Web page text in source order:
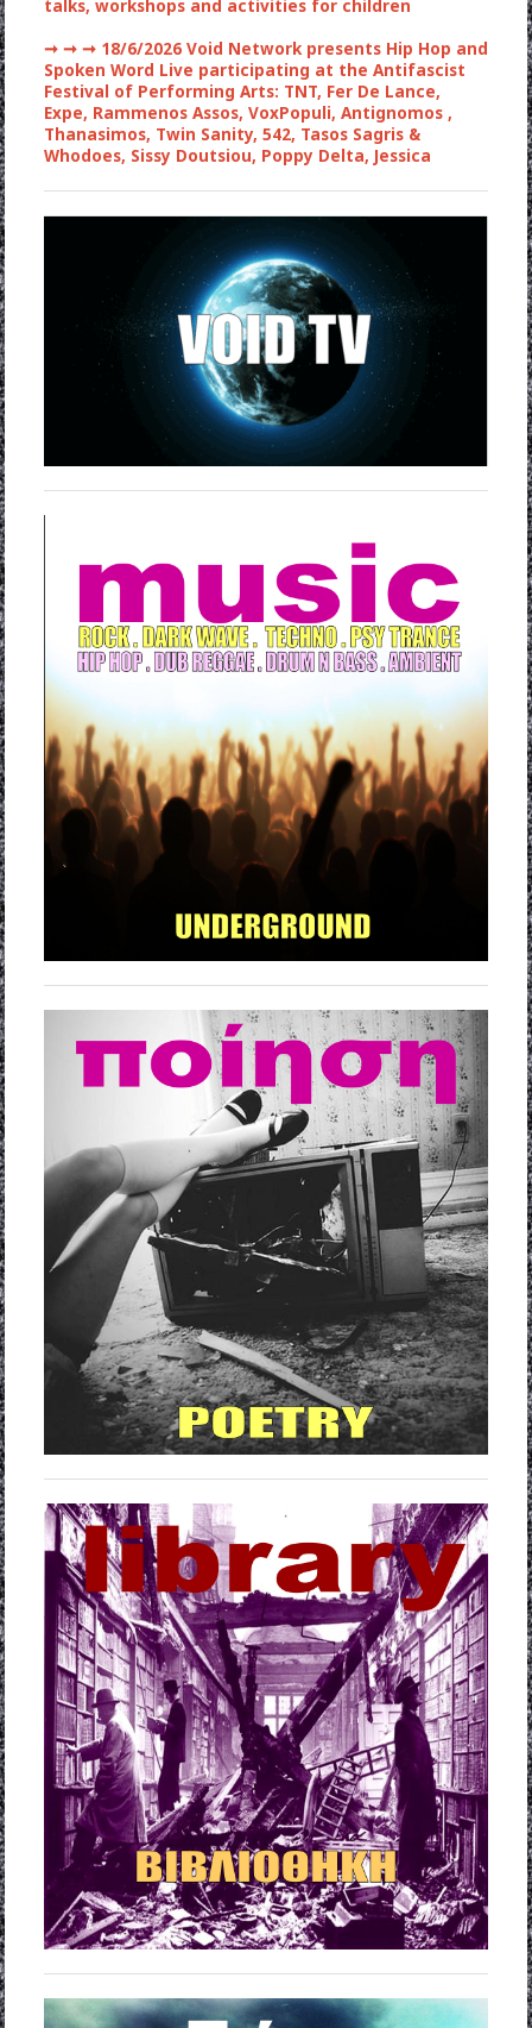
talks, workshops and activities for children
➞ ➞ ➞18/6/2026 Void Network presents Hip Hop and
Spoken Word Live participating at the Antifascist
Festival of Performing Arts: TNT, Fer De Lance,
Expe, Rammenos Assos, VoxPopuli, Antignomos ,
Thanasimos, Twin Sanity, 542, Tasos Sagris &
Whodoes, Sissy Doutsiou, Poppy Delta, Jessica